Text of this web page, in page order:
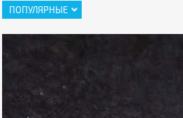
ПОПУЛЯРНЫЕ